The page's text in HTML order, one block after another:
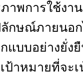
าพการใช้งา
ลักษณ์ภายนอ
แบบอย่างยั่ง
ป้าหมายที่จะ